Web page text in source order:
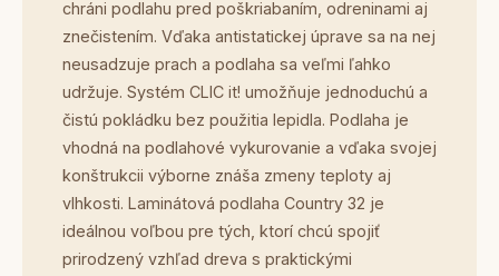
chráni podlahu pred poškriabaním, odreninami aj
znečistením. Vďaka antistatickej úprave sa na nej
neusadzuje prach a podlaha sa veľmi ľahko
udržuje. Systém CLIC it! umožňuje jednoduchú a
čistú pokládku bez použitia lepidla. Podlaha je
vhodná na podlahové vykurovanie a vďaka svojej
konštrukcii výborne znáša zmeny teploty aj
vlhkosti. Laminátová podlaha Country 32 je
ideálnou voľbou pre tých, ktorí chcú spojiť
prirodzený vzhľad dreva s praktickými